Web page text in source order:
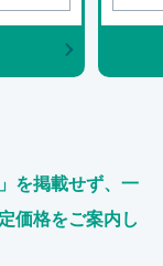
を掲載せず、 一
価格をご案内し